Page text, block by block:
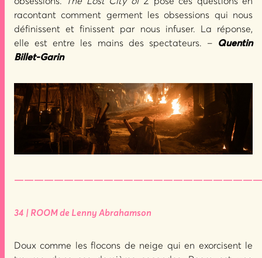
racontant comment germent les obsessions qui nous
définissent et finissent par nous infuser. La réponse,
elle est entre les mains des spectateurs. –
Quentin
Billet-Garin
34 | ROOM de Lenny Abrahamson
Doux comme les flocons de neige qui en exorcisent le